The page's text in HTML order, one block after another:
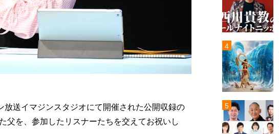
送イマジンスタジオにて開催された公開収録の
父を、参加したリスナーたちを交えてお祝いし